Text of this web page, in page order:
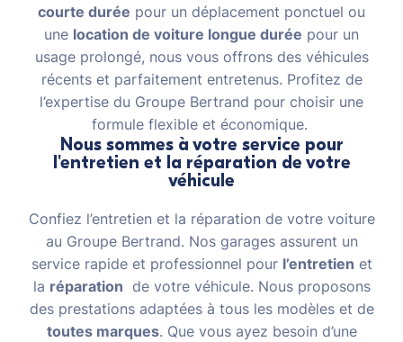
courte durée pour un déplacement ponctuel ou
une location de voiture longue durée pour un
usage prolongé, nous vous offrons des véhicules
récents et parfaitement entretenus. Profitez de
l’expertise du Groupe Bertrand pour choisir une
formule flexible et économique.
Nous sommes à votre service pour
l'entretien et la réparation de votre
véhicule
Confiez l’entretien et la réparation de votre voiture
au Groupe Bertrand. Nos garages assurent un
service rapide et professionnel pour l’entretien et
la réparation de votre véhicule. Nous proposons
des prestations adaptées à tous les modèles et de
toutes marques. Que vous ayez besoin d’une